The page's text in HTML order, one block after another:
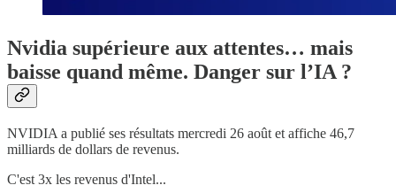
Nvidia supérieure aux attentes… mais
baisse quand même. Danger sur l’IA ?
NVIDIA a publié ses résultats mercredi 26 août et affiche 46,7
milliards de dollars de revenus.
C'est 3x les revenus d'Intel...